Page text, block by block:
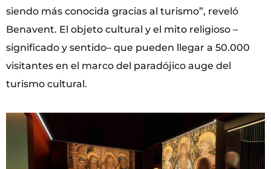
siendo más conocida gracias al turismo”, reveló
Benavent. El objeto cultural y el mito religioso –
significado y sentido– que pueden llegar a 50.000
visitantes en el marco del paradójico auge del
turismo cultural.